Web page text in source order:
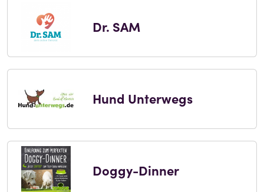
Dr. SAM
Hund Unterwegs
Doggy-Dinner